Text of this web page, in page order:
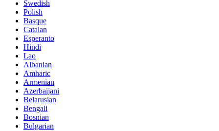
Swedish
Polish
Basque
Catalan
Esperanto
Hindi
Lao
Albanian
Amharic
Armenian
Azerbaijani
Belarusian
Bengali
Bosnian
Bulgarian